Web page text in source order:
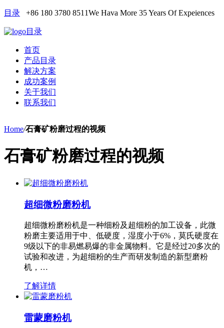
目录 +86 180 3780 8511We Hava More 35 Years Of Expeiences
目录
首页
产品目录
解决方案
成功案例
关于我们
联系我们
Home/石膏矿粉磨过程的视频
石膏矿粉磨过程的视频
超细微粉磨粉机
超细微粉磨粉机是一种细粉及超细粉的加工设备，此微
粉磨主要适用于中、低硬度，湿度小于6%，莫氏硬度在
9级以下的非易燃易爆的非金属物料。它是经过20多次的
试验和改进，为超细粉的生产而研发制造的新型磨粉
机，…
了解详情
雷蒙磨粉机